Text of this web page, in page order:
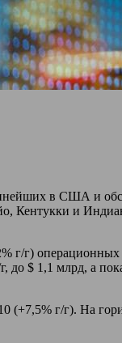
в США и
Кентукки и
г/г)
$ 1,1 млрд, а
г/г). На